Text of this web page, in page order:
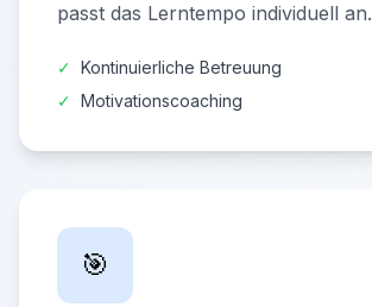
passt das Lerntempo individuell an.
✓ Kontinuierliche Betreuung
✓ Motivationscoaching
🎯